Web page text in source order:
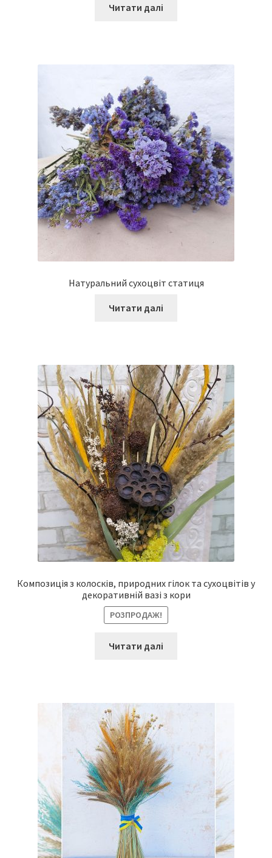
Читати далі
Натуральний сухоцвіт статиця
Читати далі
Композиція з колосків, природних гілок та сухоцвітів у
декоративній вазі з кори
РОЗПРОДАЖ!
Читати далі